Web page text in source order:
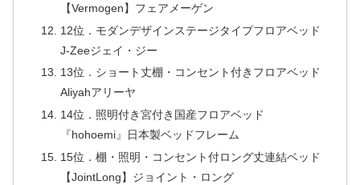
【Vermogen】フェアメーゲン
12位．モダンデザインステージタイプフロアベッド
J-Zeeジェイ・ジー
13位．ショート丈棚・コンセント付きフロアベッド
Aliyahアリーヤ
14位．照明付き宮付き国産フロアベッド
『hohoemi』日本製ベッドフレーム
15位．棚・照明・コンセント付ロング丈連結ベッド
【JointLong】ジョイント・ロング